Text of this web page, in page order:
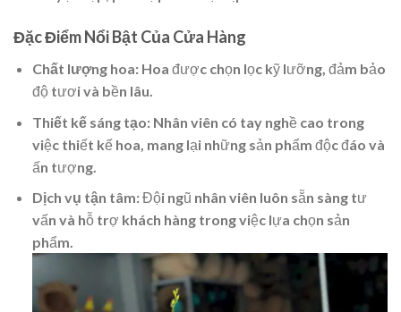
Đặc Điểm Nổi Bật Của Cửa Hàng
Chất lượng hoa: Hoa được chọn lọc kỹ lưỡng, đảm bảo
độ tươi và bền lâu.
Thiết kế sáng tạo: Nhân viên có tay nghề cao trong
việc thiết kế hoa, mang lại những sản phẩm độc đáo và
ấn tượng.
Dịch vụ tận tâm: Đội ngũ nhân viên luôn sẵn sàng tư
vấn và hỗ trợ khách hàng trong việc lựa chọn sản
phẩm.